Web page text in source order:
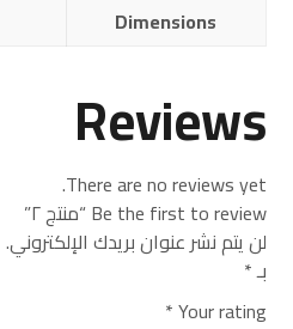
Dimensions
Reviews
There are no reviews yet.
Be the first to review “منتج ٢”
لن يتم نشر عنوان بريدك الإلكتروني.
بـ*
Your rating
*